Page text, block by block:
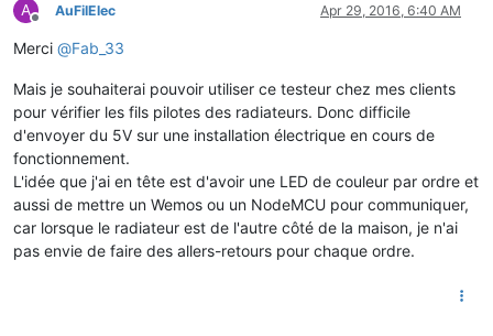
A
Offline
AuFilElec Apr 29, 2016, 6:40 AM
Merci @Fab_33
Mais je souhaiterai pouvoir utiliser ce testeur chez mes clients
pour vérifier les fils pilotes des radiateurs. Donc difficile
d'envoyer du 5V sur une installation électrique en cours de
fonctionnement.
L'idée que j'ai en tête est d'avoir une LED de couleur par ordre et
aussi de mettre un Wemos ou un NodeMCU pour communiquer,
car lorsque le radiateur est de l'autre côté de la maison, je n'ai
pas envie de faire des allers-retours pour chaque ordre.